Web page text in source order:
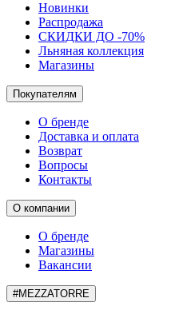
Новинки
Распродажа
СКИДКИ ДО -70%
Льняная коллекция
Магазины
Покупателям
О бренде
Доставка и оплата
Возврат
Вопросы
Контакты
О компании
О бренде
Магазины
Вакансии
#MEZZATORRE